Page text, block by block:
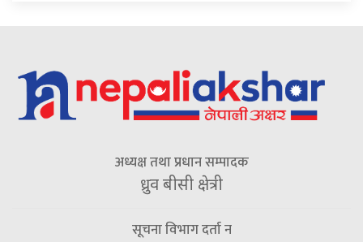
अध्यक्ष तथा प्रधान सम्पादक
ध्रुव बीसी क्षेत्री
सूचना विभाग दर्ता न